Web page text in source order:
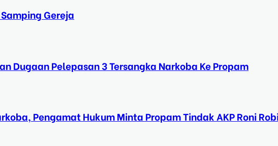
Gereja
Dugaan Pelepasan 3 Tersangka Narkoba Ke Propam
Pengamat Hukum Minta Propam Tindak AKP Roni